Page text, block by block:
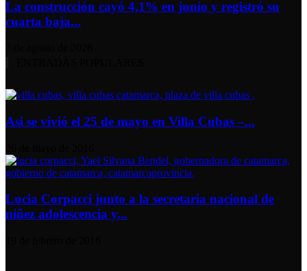
La construcción cayó 4,1% en junio y registró su
cuarta baja...
Asi se vivió el 25 de mayo en Villa Cubas –...
Lucia Corpacci junto a la secretaria nacional de
niñez adolescencia y...